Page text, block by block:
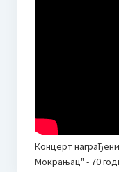
Финансијски
Завршни рачун за
Концерт
Мокрањац" - 70